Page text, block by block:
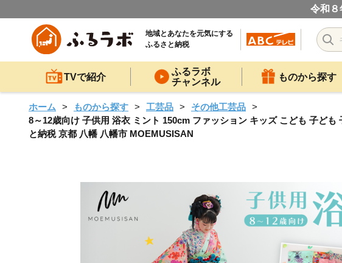
令和８
地域とあなたを元気にする
ふるさと納税
TVで紹介
ふるラボ
チャンネル
ものから探す
ホーム ものから探す 工芸品
その他工芸品
8～12歳向け 子供用 浴衣 ミント 150cm ファッション キッズ こども 子ど
と納税 京都 八幡 八幡市 MOEMUSISAN